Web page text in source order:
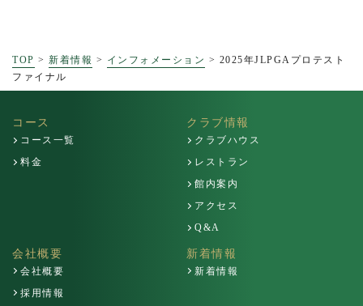
TOP > 新着情報 > インフォメーション > 2025年JLPGAプロテスト
ファイナル
コース
コース一覧
料金
クラブ情報
クラブハウス
レストラン
館内案内
アクセス
Q&A
会社概要
会社概要
採用情報
新着情報
新着情報